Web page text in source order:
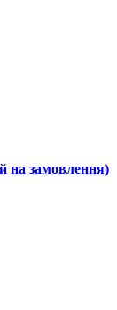
на замовлення)